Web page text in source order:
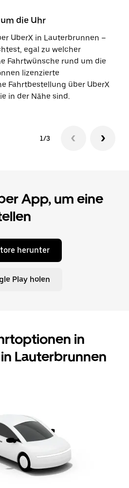
die Uhr
UberX in Lauterbrunnen –
egal zu welcher
Fahrtwünsche rund um die
lizenzierte
Fahrtbestellung über UberX
in der Nähe sind.
1/3
App, um eine
herunter
Play holen
in
Lauterbrunnen